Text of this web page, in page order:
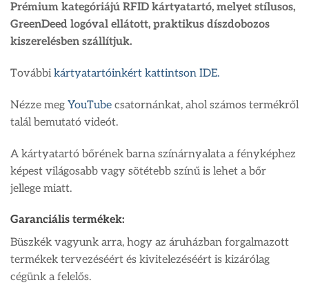
Prémium kategóriájú RFID kártyatartó, melyet stílusos,
GreenDeed logóval ellátott, praktikus díszdobozos
kiszerelésben szállítjuk.
További kártyatartóinkért kattintson IDE.
Nézze meg YouTube csatornánkat, ahol számos termékről
talál bemutató videót.
A kártyatartó bőrének barna színárnyalata a fényképhez
képest világosabb vagy sötétebb színű is lehet a bőr
jellege miatt.
Garanciális termékek:
Büszkék vagyunk arra, hogy az áruházban forgalmazott
termékek tervezéséért és kivitelezéséért is kizárólag
cégünk a felelős.